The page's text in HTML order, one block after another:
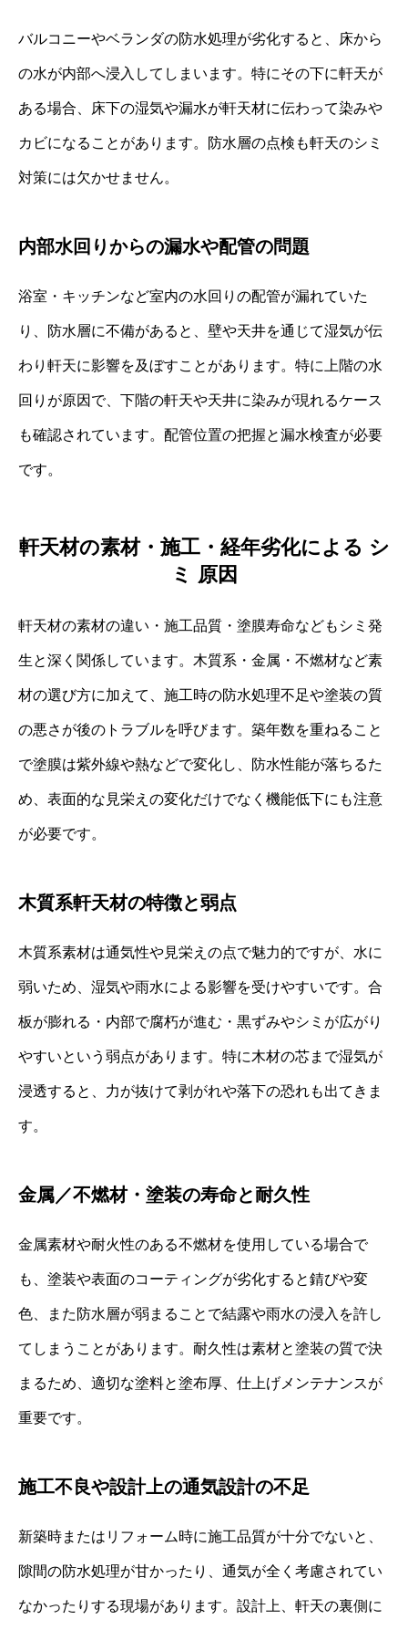
バルコニーやベランダの防水処理が劣化すると、床から
の水が内部へ浸入してしまいます。特にその下に軒天が
ある場合、床下の湿気や漏水が軒天材に伝わって染みや
カビになることがあります。防水層の点検も軒天のシミ
対策には欠かせません。
内部水回りからの漏水や配管の問題
浴室・キッチンなど室内の水回りの配管が漏れていた
り、防水層に不備があると、壁や天井を通じて湿気が伝
わり軒天に影響を及ぼすことがあります。特に上階の水
回りが原因で、下階の軒天や天井に染みが現れるケース
も確認されています。配管位置の把握と漏水検査が必要
です。
軒天材の素材・施工・経年劣化による シ
ミ 原因
軒天材の素材の違い・施工品質・塗膜寿命などもシミ発
生と深く関係しています。木質系・金属・不燃材など素
材の選び方に加えて、施工時の防水処理不足や塗装の質
の悪さが後のトラブルを呼びます。築年数を重ねること
で塗膜は紫外線や熱などで変化し、防水性能が落ちるた
め、表面的な見栄えの変化だけでなく機能低下にも注意
が必要です。
木質系軒天材の特徴と弱点
木質系素材は通気性や見栄えの点で魅力的ですが、水に
弱いため、湿気や雨水による影響を受けやすいです。合
板が膨れる・内部で腐朽が進む・黒ずみやシミが広がり
やすいという弱点があります。特に木材の芯まで湿気が
浸透すると、力が抜けて剥がれや落下の恐れも出てきま
す。
金属／不燃材・塗装の寿命と耐久性
金属素材や耐火性のある不燃材を使用している場合で
も、塗装や表面のコーティングが劣化すると錆びや変
色、また防水層が弱まることで結露や雨水の浸入を許し
てしまうことがあります。耐久性は素材と塗装の質で決
まるため、適切な塗料と塗布厚、仕上げメンテナンスが
重要です。
施工不良や設計上の通気設計の不足
新築時またはリフォーム時に施工品質が十分でないと、
隙間の防水処理が甘かったり、通気が全く考慮されてい
なかったりする現場があります。設計上、軒天の裏側に